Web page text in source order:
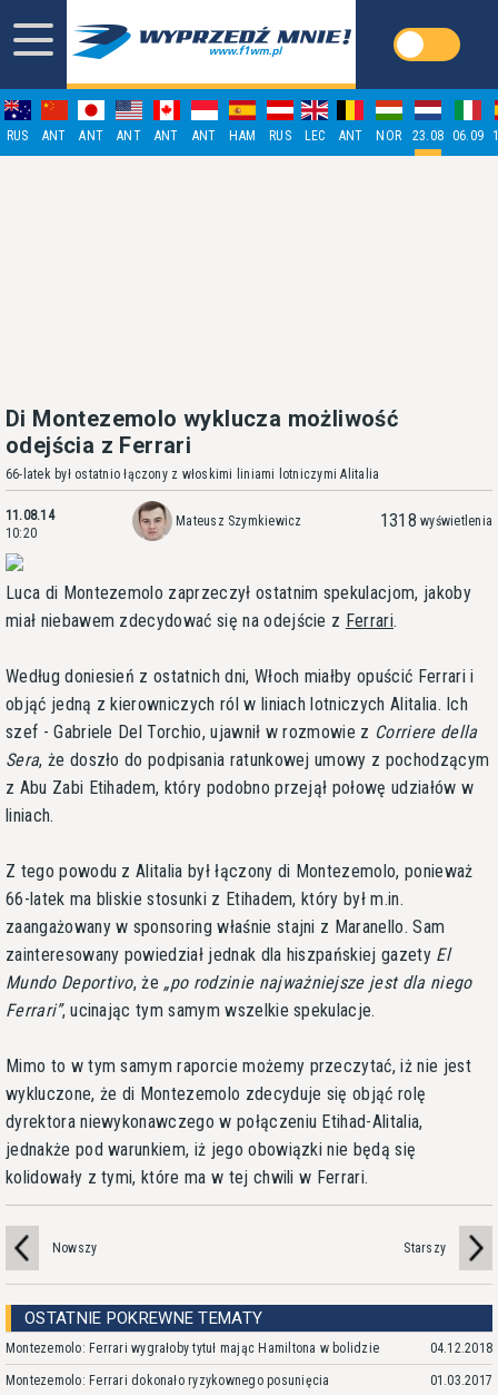
RUS ANT ANT ANT ANT ANT HAM RUS LEC ANT NOR 23.08 06.09
Di Montezemolo wyklucza możliwość
odejścia z Ferrari
66-latek był ostatnio łączony z włoskimi liniami lotniczymi Alitalia
11.08.14
10:20
Mateusz Szymkiewicz 1318 wyświetlenia
Luca di Montezemolo zaprzeczył ostatnim spekulacjom, jakoby
miał niebawem zdecydować się na odejście z Ferrari.
Według doniesień z ostatnich dni, Włoch miałby opuścić Ferrari i
objąć jedną z kierowniczych ról w liniach lotniczych Alitalia. Ich
szef - Gabriele Del Torchio, ujawnił w rozmowie z Corriere della
Sera, że doszło do podpisania ratunkowej umowy z pochodzącym
z Abu Zabi Etihadem, który podobno przejął połowę udziałów w
liniach.
Z tego powodu z Alitalia był łączony di Montezemolo, ponieważ
66-latek ma bliskie stosunki z Etihadem, który był m.in.
zaangażowany w sponsoring właśnie stajni z Maranello. Sam
zainteresowany powiedział jednak dla hiszpańskiej gazety El
Mundo Deportivo, że
po rodzinie najważniejsze jest dla niego
Ferrari , ucinając tym samym wszelkie spekulacje.
Mimo to w tym samym raporcie możemy przeczytać, iż nie jest
wykluczone, że di Montezemolo zdecyduje się objąć rolę
dyrektora niewykonawczego w połączeniu Etihad-Alitalia,
jednakże pod warunkiem, iż jego obowiązki nie będą się
kolidowały z tymi, które ma w tej chwili w Ferrari.
Nowszy Starszy
OSTATNIE POKREWNE TEMATY
Montezemolo: Ferrari wygrałoby tytuł mając Hamiltona w bolidzie 04.12.2018
Montezemolo: Ferrari dokonało ryzykownego posunięcia 01.03.2017